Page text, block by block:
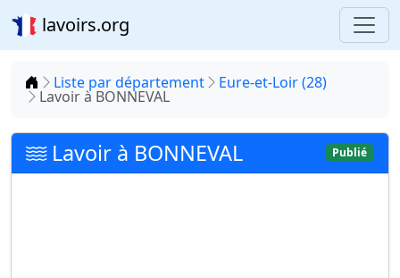
lavoirs.org
Accueil
Liste par département Eure-et-Loir (28)
Lavoir à BONNEVAL
Lavoir à BONNEVAL Publié